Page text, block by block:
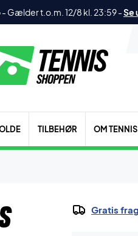
- Gælder t.o.m. 12/8 kl. 23:59-Se
TILBEHØR OM TENNIS
Gratis